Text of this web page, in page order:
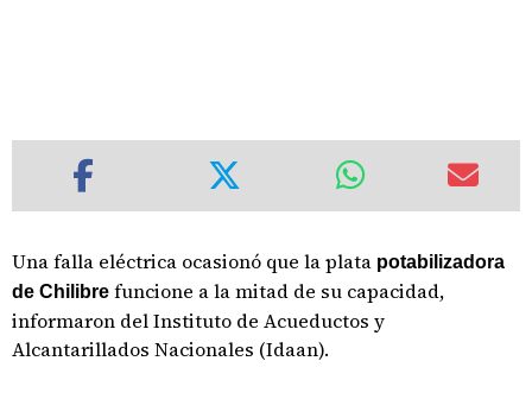
Una falla eléctrica ocasionó que la plata potabilizadora
de Chilibre funcione a la mitad de su capacidad,
informaron del Instituto de Acueductos y
Alcantarillados Nacionales (Idaan).